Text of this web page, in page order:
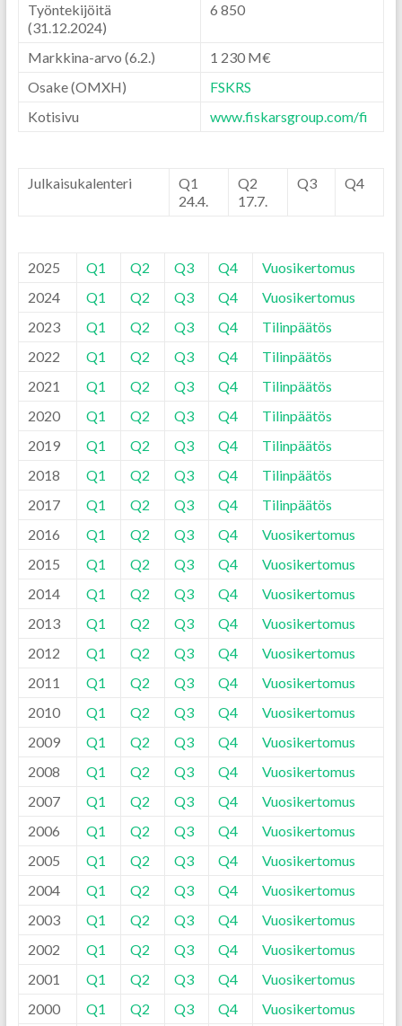
Työntekijöitä
(31.12.2024)
6 850
Markkina-arvo (6.2.)
1 230 M€
Osake (OMXH)
FSKRS
Kotisivu
www.fiskarsgroup.com/fi
Julkaisukalenteri
Q1
24.4.
Q2
17.7.
Q3 Q4
2025 Q1 Q2 Q3 Q4
Vuosikertomus
2024
Q1 Q2 Q3 Q4
Vuosikertomus
2023
Q1 Q2 Q3 Q4
Tilinpäätös
2022
Q1 Q2 Q3 Q4
Tilinpäätös
2021
Q1 Q2 Q3 Q4
Tilinpäätös
2020
Q1 Q2 Q3 Q4
Tilinpäätös
2019
Q1 Q2 Q3 Q4
Tilinpäätös
2018
Q1 Q2 Q3 Q4
Tilinpäätös
2017
Q1 Q2 Q3 Q4
Tilinpäätös
2016
Q1 Q2 Q3 Q4
Vuosikertomus
2015
Q1 Q2 Q3 Q4
Vuosikertomus
2014
Q1 Q2 Q3 Q4
Vuosikertomus
2013
Q1 Q2 Q3 Q4
Vuosikertomus
2012
Q1 Q2 Q3 Q4
Vuosikertomus
2011
Q1 Q2 Q3 Q4
Vuosikertomus
2010
Q1 Q2 Q3 Q4
Vuosikertomus
2009
Q1 Q2 Q3 Q4
Vuosikertomus
2008
Q1 Q2 Q3 Q4
Vuosikertomus
2007
Q1 Q2 Q3 Q4
Vuosikertomus
2006
Q1 Q2 Q3 Q4
Vuosikertomus
2005
Q1 Q2 Q3 Q4
Vuosikertomus
2004
Q1 Q2 Q3 Q4
Vuosikertomus
2003
Q1 Q2 Q3 Q4
Vuosikertomus
2002
Q1 Q2 Q3 Q4
Vuosikertomus
2001
Q1 Q2 Q3 Q4
Vuosikertomus
2000
Q1 Q2 Q3 Q4
Vuosikertomus